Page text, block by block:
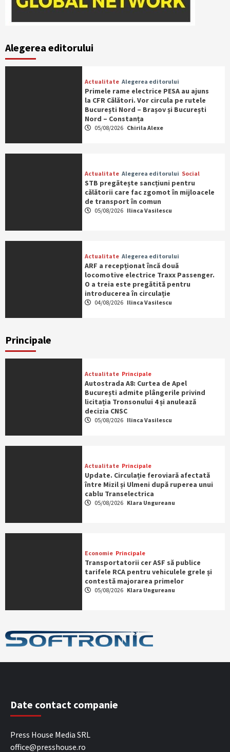
Alegerea editorului
Actualitate Alegerea editorului
Primele rame electrice PESA au ajuns
la CFR Călători. Vor circula pe rutele
București Nord – Brașov și București
Nord – Constanța
05/08/2026 Chirila Alexe
Actualitate Alegerea editorului Social
STB pregătește sancțiuni pentru
călătorii care fac zgomot în mijloacele
de transport în comun
05/08/2026 Ilinca Vasilescu
Actualitate Alegerea editorului
ARF a recepționat încă două
locomotive electrice Traxx Passenger.
O a treia este pregătită pentru
introducerea în circulație
04/08/2026 Ilinca Vasilescu
Principale
Actualitate Principale
Autostrada A8: Curtea de Apel
București admite plângerile privind
licitația Tronsonului 4 și anulează
decizia CNSC
05/08/2026 Ilinca Vasilescu
Actualitate Principale
Update. Circulație feroviară afectată
între Mizil și Ulmeni după ruperea unui
cablu Transelectrica
05/08/2026 Klara Ungureanu
Economie Principale
Transportatorii cer ASF să publice
tarifele RCA pentru vehiculele grele și
contestă majorarea primelor
05/08/2026 Klara Ungureanu
Date contact companie
Press House Media SRL
office@presshouse.ro